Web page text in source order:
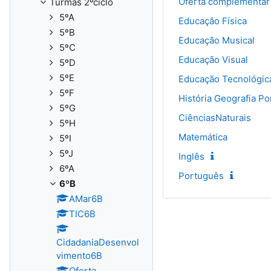
Educação Física
Educação Musical
Educação Visual
Educação
História Geografia
CiênciasNaturais
Matemática
Inglês
Português
5ºA
5ºB
5ºC
5ºD
5ºE
5ºF
5ºG
5ºH
5ºI
5ºJ
6ºA
6ºB
AMar6B
TIC6B
CidadaniaDesenvol
vimento6B